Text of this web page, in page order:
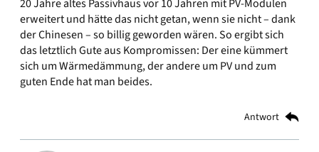
20 Jahre altes Passivhaus vor 10 Jahren mit PV-Modulen
erweitert und hätte das nicht getan, wenn sie nicht – dank
der Chinesen – so billig geworden wären. So ergibt sich
das letztlich Gute aus Kompromissen: Der eine kümmert
sich um Wärmedämmung, der andere um PV und zum
guten Ende hat man beides.
Antwort